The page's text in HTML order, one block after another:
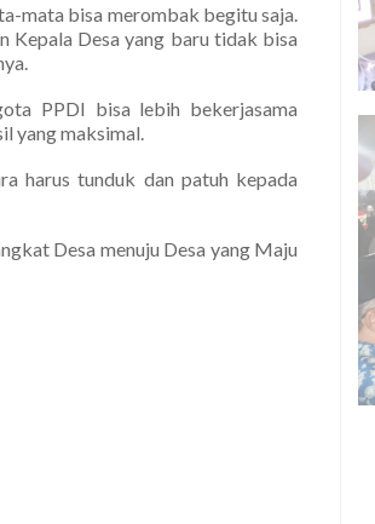
mata bisa merombak begitu saja.
Kepala Desa yang baru tidak bisa
PPDI bisa lebih bekerjasama
yang maksimal.
harus tunduk dan patuh kepada
Desa menuju Desa yang Maju